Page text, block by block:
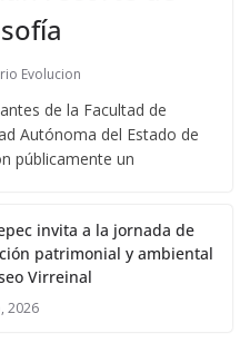
Evolucion
de la Facultad de
Autónoma del Estado de
públicamente un
invita a la jornada de
patrimonial y ambiental
Virreinal
2026